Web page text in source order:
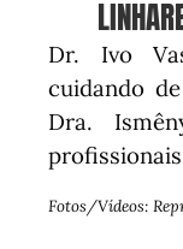
Dr. Ivo
cuidando
Dra.
Fotos/Vídeos: